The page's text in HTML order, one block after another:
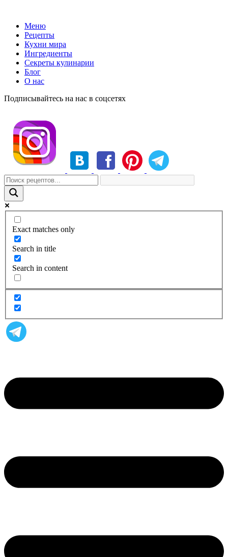
Меню
Рецепты
Кухни мира
Ингредиенты
Секреты кулинарии
Блог
О нас
Подписывайтесь на нас в соцсетях
Exact matches only
Search in title
Search in content